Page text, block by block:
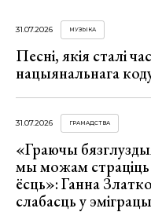
31.07.2026 МУЗЫКА
Песні, якія сталі
нацыянальнага
31.07.2026 ГРАМАДСТВА
«Граючы
мы можам
ёсць»: Ганна
слабасць у